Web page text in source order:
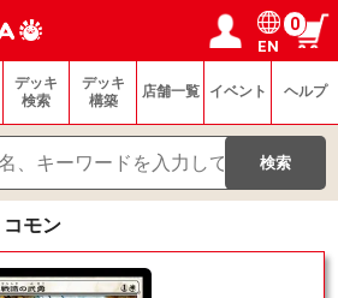
ログイン／会員登録
マイページ
EN
0
デッキ
検索
デッキ
構築
店舗一覧 イベント ヘルプ
コモン